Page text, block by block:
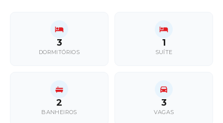
3
DORMITÓRIOS
1
SUÍTE
2
BANHEIROS
3
VAGAS